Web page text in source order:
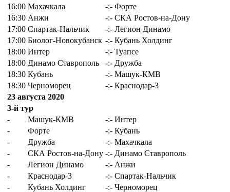
16:00 Махачкала -:- Форте
16:30 Анжи -:- СКА Ростов-на-Дону
17:00 Спартак-Нальчик -:- Легион Динамо
17:00 Биолог-Новокубанск -:- Кубань Холдинг
18:00 Интер -:- Туапсе
18:00 Динамо Ставрополь -:- Дружба
18:30 Кубань -:- Машук-КМВ
18:30 Черноморец -:- Краснодар-3
23 августа 2020
3-й тур
-
Машук-КМВ -:- Интер
-
Форте -:- Кубань
-
Дружба -:- Махачкала
-
СКА Ростов-на-Дону -:- Динамо Ставрополь
-
Легион Динамо -:- Анжи
-
Краснодар-3 -:- Спартак-Нальчик
-
Кубань Холдинг -:- Черноморец